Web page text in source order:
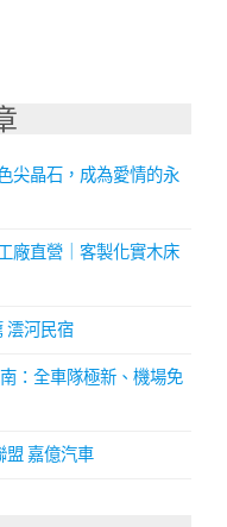
尖晶石，成為愛情的永
廠直營｜客製化實木床
澐河民宿
：全車隊極新、機場免
盟 嘉億汽車